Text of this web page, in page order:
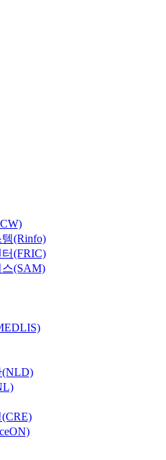
(Rinfo)
(FRIC)
(SAM)
(NLD)